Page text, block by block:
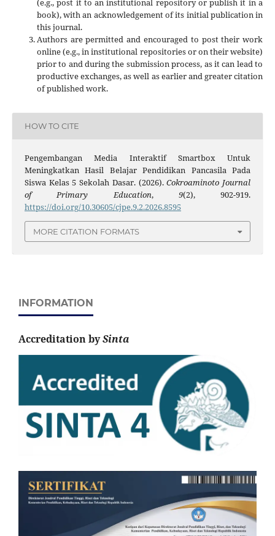
(e.g., post it to an institutional repository or publish it in a
book), with an acknowledgement of its initial publication in
this journal.
Authors are permitted and encouraged to post their work
online (e.g., in institutional repositories or on their website)
prior to and during the submission process, as it can lead to
productive exchanges, as well as earlier and greater citation
of published work.
HOW TO CITE
Pengembangan Media Interaktif Smartbox Untuk
Meningkatkan Hasil Belajar Pendidikan Pancasila Pada
Siswa Kelas 5 Sekolah Dasar. (2026).Cokroaminoto Journal
of Primary Education, 9(2), 902-919.
https://doi.org/10.30605/cjpe.9.2.2026.8595
MORE CITATION FORMATS
INFORMATION
Accreditation bySinta